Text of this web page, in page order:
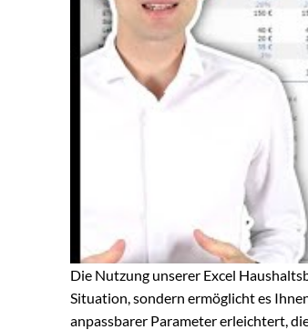
Die Nutzung unserer Excel
Situation, sondern ermöglicht es
anpassbarer Parameter erleichtert,